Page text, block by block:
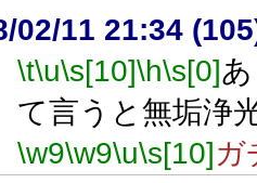
02/11 21:34
\t\u\s[10]\h\s[0]
て言うと無垢浄
\w9\w9\u\s[10]ガ